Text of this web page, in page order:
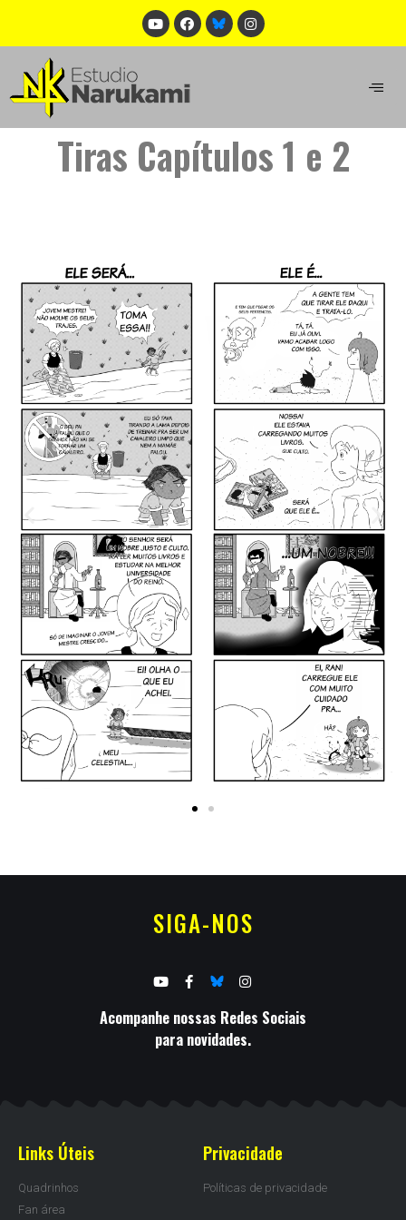
Tiras Capítulos 1 e 2
SIGA-NOS
Acompanhe nossas Redes Sociais
para novidades.
Links Úteis
Quadrinhos
Fan área
Privacidade
Políticas de privacidade